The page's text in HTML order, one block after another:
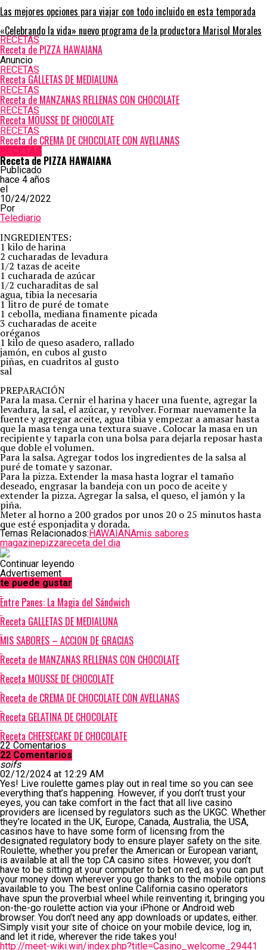
Las mejores opciones para viajar con todo incluido en esta temporada
«Celebrando la vida» nuevo programa de la productora Marisol Morales
RECETAS
Receta de PIZZA HAWAIANA
Anuncio
RECETAS
Receta GALLETAS DE MEDIALUNA
RECETAS
Receta de MANZANAS RELLENAS CON CHOCOLATE
RECETAS
Receta MOUSSE DE CHOCOLATE
RECETAS
Receta de CREMA DE CHOCOLATE CON AVELLANAS
RECETAS
Receta de PIZZA HAWAIANA
Publicado
hace 4 años
el
10/24/2022
Por
Telediario
INGREDIENTES:
1 kilo de harina
2 cucharadas de levadura
1/2 tazas de aceite
1 cucharada de azúcar
1/2 cucharaditas de sal
agua, tibia la necesaria
1 litro de puré de tomate
1 cebolla, mediana finamente picada
3 cucharadas de aceite
oréganos
1 kilo de queso asadero, rallado
jamón, en cubos al gusto
piñas, en cuadritos al gusto
sal
PREPARACIÓN
Para la masa. Cernir el harina y hacer una fuente, agregar la
levadura, la sal, el azúcar, y revolver. Formar nuevamente la
fuente y agregar aceite, agua tibia y empezar a amasar hasta
que la masa tenga una textura suave . Colocar la masa en un
recipiente y taparla con una bolsa para dejarla reposar hasta
que doble el volumen.
Para la salsa. Agregar todos los ingredientes de la salsa al
puré de tomate y sazonar.
Para la pizza. Extender la masa hasta lograr el tamaño
deseado, engrasar la bandeja con un poco de aceite y
extender la pizza. Agregar la salsa, el queso, el jamón y la
piña.
Meter al horno a 200 grados por unos 20 o 25 minutos hasta
que esté esponjadita y dorada.
Temas Relacionados:HAWAIANAmis sabores
magazinepizzareceta del dia
Continuar leyendo
Advertisement
te puede gustar
Entre Panes: La Magia del Sándwich
Receta GALLETAS DE MEDIALUNA
MIS SABORES – ACCION DE GRACIAS
Receta de MANZANAS RELLENAS CON CHOCOLATE
Receta MOUSSE DE CHOCOLATE
Receta de CREMA DE CHOCOLATE CON AVELLANAS
Receta GELATINA DE CHOCOLATE
Receta CHEESECAKE DE CHOCOLATE
22 Comentarios
22 Comentarios
soifs
02/12/2024 at 12:29 AM
Yes! Live roulette games play out in real time so you can see
everything that’s happening. However, if you don’t trust your
eyes, you can take comfort in the fact that all live casino
providers are licensed by regulators such as the UKGC. Whether
they’re located in the UK, Europe, Canada, Australia, the USA,
casinos have to have some form of licensing from the
designated regulatory body to ensure player safety on the site.
Roulette, whether you prefer the American or European variant,
is available at all the top CA casino sites. However, you don’t
have to be sitting at your computer to bet on red, as you can put
your money down wherever you go thanks to the mobile options
available to you. The best online California casino operators
have spun the proverbial wheel while reinventing it, bringing you
on-the-go roulette action via your iPhone or Android web
browser. You don’t need any app downloads or updates, either.
Simply visit your site of choice on your mobile device, log in,
and let it ride, wherever the ride takes you!
http://meet-wiki.win/index.php?title=Casino_welcome_29441